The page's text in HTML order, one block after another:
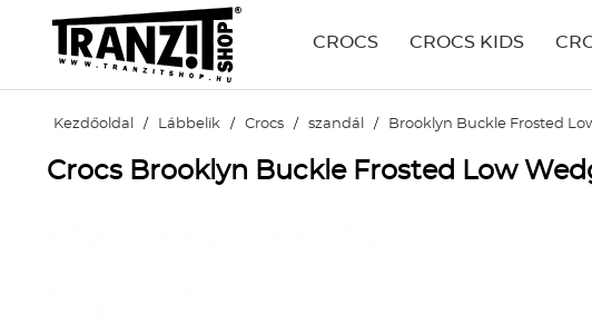
CROCS CROCS KIDS
Kezdőoldal / Lábbelik / Crocs / szandál / Brooklyn Buckle Frosted
Crocs Brooklyn Buckle Frosted Low